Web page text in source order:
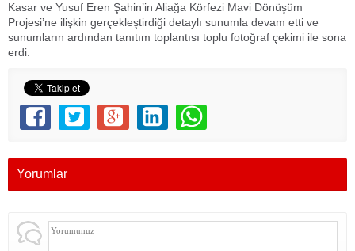
Kasar ve Yusuf Eren Şahin’in Aliağa Körfezi Mavi Dönüşüm
Projesi’ne ilişkin gerçekleştirdiği detaylı sunumla devam etti ve
sunumların ardından tanıtım toplantısı toplu fotoğraf çekimi ile sona
erdi.
Yorumlar